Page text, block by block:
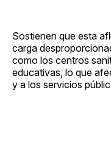
Sostienen que esta
carga
como los centros
educativas, lo que
y a los servicios